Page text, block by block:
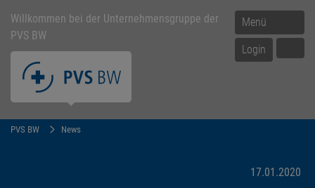
Menü
Login
Willkommen bei der Unternehmensgruppe der
PVS BW
PVS BW News
17.01.2020